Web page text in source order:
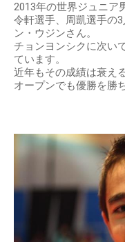
2013年の世界ジュニア
令軒選手、周凱選手の
ン・ウジンさん。
チョンヨンシクに次い
ています。
近年もその成績は衰え
オープンでも優勝を勝